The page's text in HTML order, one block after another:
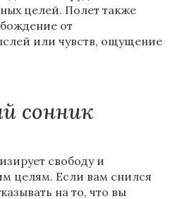
целей. Полет также
от
или чувств, ощущение
сонник
свободу и
целям. Если вам снился
на то, что вы